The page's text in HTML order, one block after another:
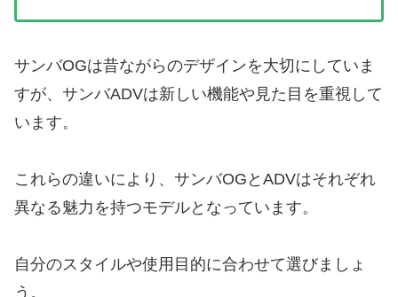
サンバOGは昔ながらのデザインを大切にしていま
すが、サンバADVは新しい機能や見た目を重視して
います。
これらの違いにより、サンバOGとADVはそれぞれ
異なる魅力を持つモデルとなっています。
自分のスタイルや使用目的に合わせて選びましょ
う。